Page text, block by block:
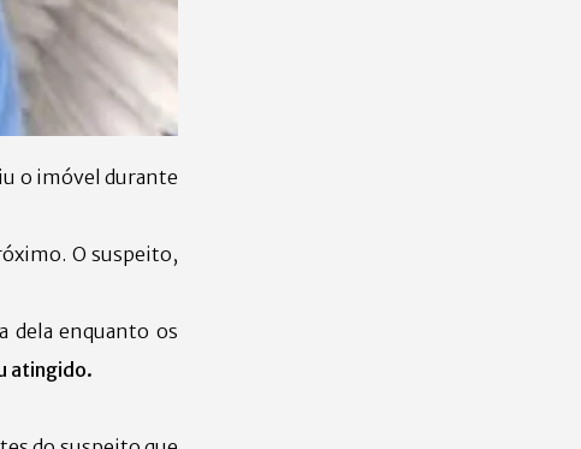
o imóvel durante
O suspeito,
dela enquanto os
atingido.